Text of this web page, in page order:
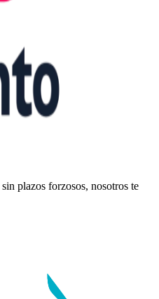
sin plazos forzosos, nosotros te